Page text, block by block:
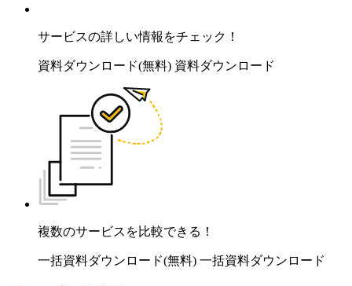
サービスの詳しい情報をチェック！
資料ダウンロード(無料) 資料ダウンロード
複数のサービスを比較できる！
一括資料ダウンロード(無料) 一括資料ダウンロード